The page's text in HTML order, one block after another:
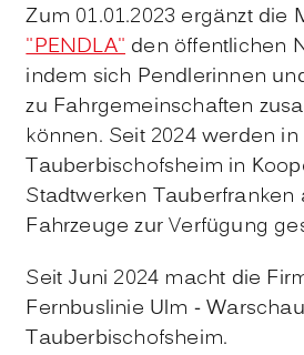
Zum 01.01.2023 ergänzt die
"PENDLA" den öffentlichen
indem sich Pendlerinnen
zu Fahrgemeinschaften
können. Seit 2024 werden in
Tauberbischofsheim in
Stadtwerken
Fahrzeuge zur Verfügung
Seit Juni 2024 macht die
Fernbuslinie Ulm -
Tauberbischofsheim.